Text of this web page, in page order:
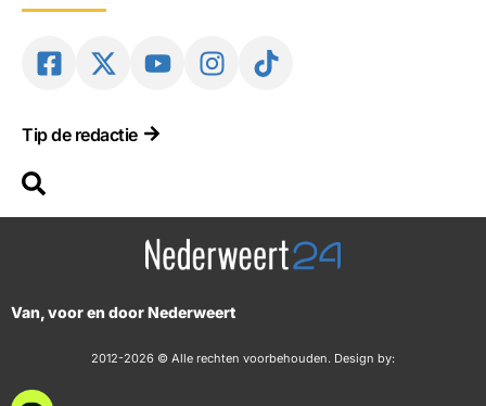
Tip de redactie
Van, voor en door Nederweert
2012-2026 © Alle rechten voorbehouden. Design by: